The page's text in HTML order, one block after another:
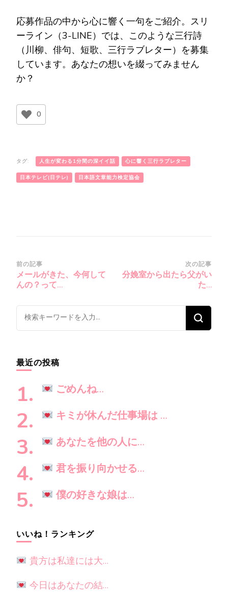
応募作品の中から心に響く一句をご紹介。スリ
ーライン（3-LINE）では、このような三行詩
（川柳、俳句、短歌、三行ラブレター）を募集
しています。あなたの想いを綴ってみません
か？
0
タグ: 人生が変わる1分間の深イイ話 心に響く三行ラブレター
日本テレビ(日テレ) 日本語文章能力検定協会
投
稿
ビ
ゲ
ョ
前の記事
メールがきた、今何して
んの？って…
次の記事
分娩室から出たら父がい
た…
な
に
お
探
し
で
す
か
?
最近の投稿
ごめんね…
キミが休んだ仕事場は …
あなたを他の人に…
君を振り向かせる…
僕の好きな娘は…
いいね！ランキング
貴方は私達には大…
今日はあなたの結…